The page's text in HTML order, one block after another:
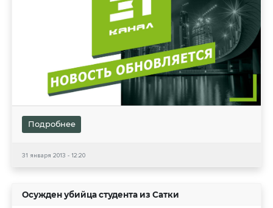
Подробнее
31 января 2013 - 12:20
Осужден убийца студента из Сатки